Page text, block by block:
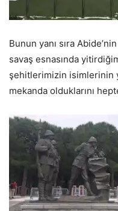
Bunun yanı sıra
savaş esnasında
şehitlerimizin isimlerinin
mekanda olduklarını